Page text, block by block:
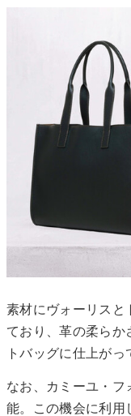
素材にヴォーリスと
ており、革の柔らか
トバッグに仕上がっ
なお、カミーユ・フ
能。この機会に利用